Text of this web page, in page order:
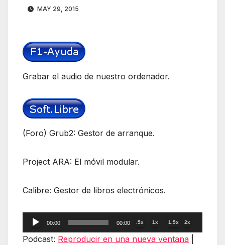
MAY 29, 2015
Grabar el audio de nuestro ordenador.
(Foro) Grub2: Gestor de arranque.
Project ARA: El móvil modular.
Calibre: Gestor de libros electrónicos.
Reproductor
de
00:00 00:00 .5x 1x 1.5x 2x
Podcast: Reproducir en una nueva ventana